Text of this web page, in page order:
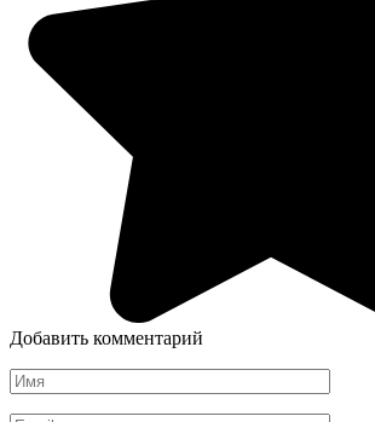
Добавить комментарий
Имя
*